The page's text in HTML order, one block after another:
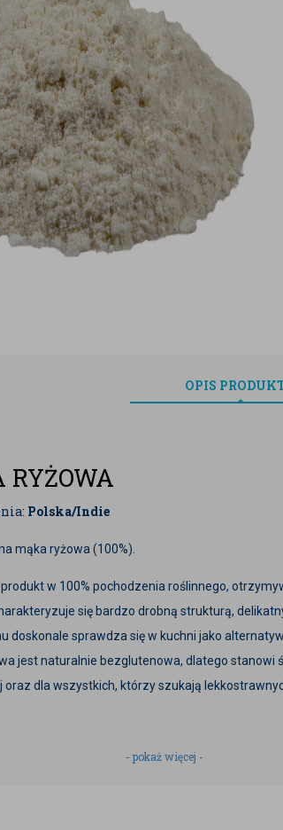
OPIS
Polska/Indie
mąka ryżowa (100%).
w 100% pochodzenia roślinnego,
się bardzo drobną strukturą,
doskonale sprawdza się w kuchni jako
jest naturalnie bezglutenowa, dlatego stanowi
oraz dla wszystkich, którzy szukają
I WSZECHSTRONNA W
- pokaż więcej -